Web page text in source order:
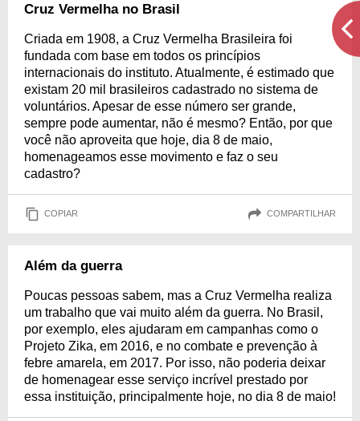
Cruz Vermelha no Brasil
Criada em 1908, a Cruz Vermelha Brasileira foi
fundada com base em todos os princípios
internacionais do instituto. Atualmente, é estimado que
existam 20 mil brasileiros cadastrado no sistema de
voluntários. Apesar de esse número ser grande,
sempre pode aumentar, não é mesmo? Então, por que
você não aproveita que hoje, dia 8 de maio,
homenageamos esse movimento e faz o seu
cadastro?
COPIAR COMPARTILHAR
Além da guerra
Poucas pessoas sabem, mas a Cruz Vermelha realiza
um trabalho que vai muito além da guerra. No Brasil,
por exemplo, eles ajudaram em campanhas como o
Projeto Zika, em 2016, e no combate e prevenção à
febre amarela, em 2017. Por isso, não poderia deixar
de homenagear esse serviço incrível prestado por
essa instituição, principalmente hoje, no dia 8 de maio!